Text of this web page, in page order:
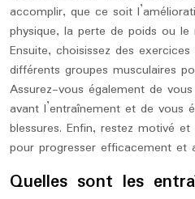
accomplir, que ce soit
physique, la perte de poids ou le
Ensuite, choisissez des
différents groupes musculaires
Assurez-vous également de
avant l’entraînement et de vous
blessures. Enfin, restez motivé
pour progresser efficacement et
Quelles sont les